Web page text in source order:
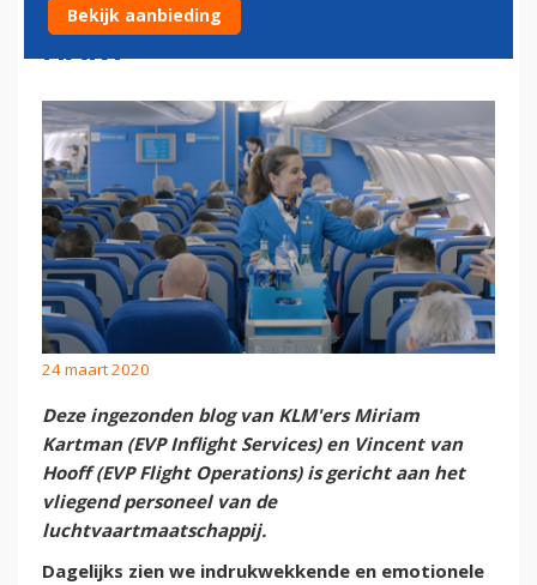
HART
24 maart 2020
Deze ingezonden blog van KLM'ers Miriam
Kartman (EVP Inflight Services) en Vincent van
Hooff (EVP Flight Operations)is gericht aan het
vliegend personeel van de
luchtvaartmaatschappij.
Dagelijks zien we indrukwekkende en emotionele
Bekijk aanbieding